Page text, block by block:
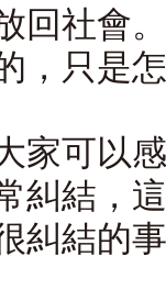
回社會
，只是
家可以
糾結，
糾結的